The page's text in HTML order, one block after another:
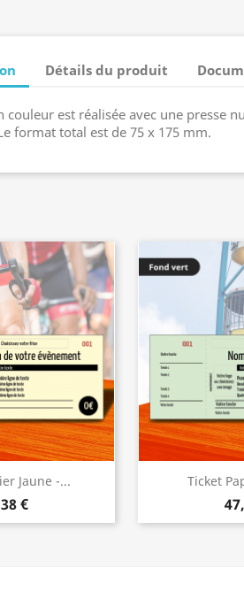
Détails du produit
couleur est réalisée avec une presse
format total est de 75 x 175 mm.
Jaune -...
€
Ticket